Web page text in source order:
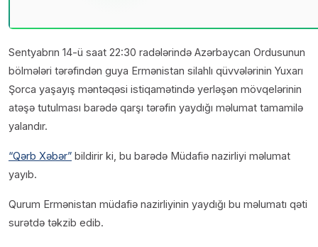
Sentyabrın 14-ü saat 22:30 radələrində Azərbaycan Ordusunun
bölmələri tərəfindən guya Ermənistan silahlı qüvvələrinin Yuxarı
Şorca yaşayış məntəqəsi istiqamətində yerləşən mövqelərinin
atəşə tutulması barədə qarşı tərəfin yaydığı məlumat tamamilə
yalandır.
“Qərb Xəbər” bildirir ki, bu barədə Müdafiə nazirliyi məlumat
yayıb.
Qurum Ermənistan müdafiə nazirliyinin yaydığı bu məlumatı qəti
surətdə təkzib edib.